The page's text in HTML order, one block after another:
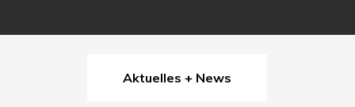
Aktuelles + News